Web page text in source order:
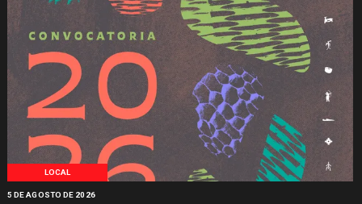
LOCAL
5 DE AGOSTO DE 2026